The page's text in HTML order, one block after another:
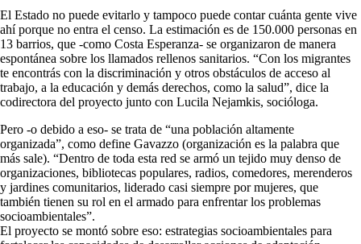
El Estado no puede evitarlo y tampoco puede contar cuánta gente vive
ahí porque no entra el censo. La estimación es de 150.000 personas en
13 barrios, que -como Costa Esperanza- se organizaron de manera
espontánea sobre los llamados rellenos sanitarios. “Con los migrantes
te encontrás con la discriminación y otros obstáculos de acceso al
trabajo, a la educación y demás derechos, como la salud”, dice la
codirectora del proyecto junto con Lucila Nejamkis, socióloga.
Pero -o debido a eso- se trata de “una población altamente
organizada”, como define Gavazzo (organización es la palabra que
más sale). “Dentro de toda esta red se armó un tejido muy denso de
organizaciones, bibliotecas populares, radios, comedores, merenderos
y jardines comunitarios, liderado casi siempre por mujeres, que
también tienen su rol en el armado para enfrentar los problemas
socioambientales”.
El proyecto se montó sobre eso: estrategias socioambientales para